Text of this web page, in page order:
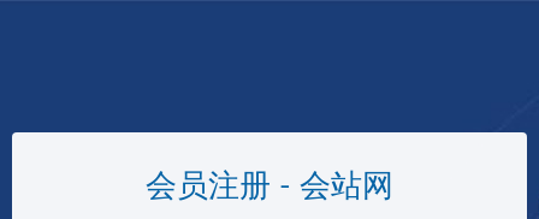
会员注册 - 会站网